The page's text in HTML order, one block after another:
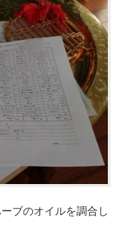
ブのオイルを調合し